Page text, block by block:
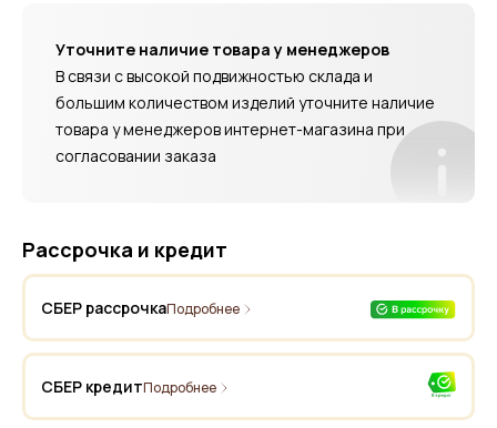
Уточните наличие товара у менеджеров
В связи с высокой подвижностью склада и
большим количеством изделий уточните наличие
товара у менеджеров интернет-магазина при
согласовании заказа
Рассрочка и кредит
СБЕР рассрочкаПодробнее
СБЕР кредитПодробнее